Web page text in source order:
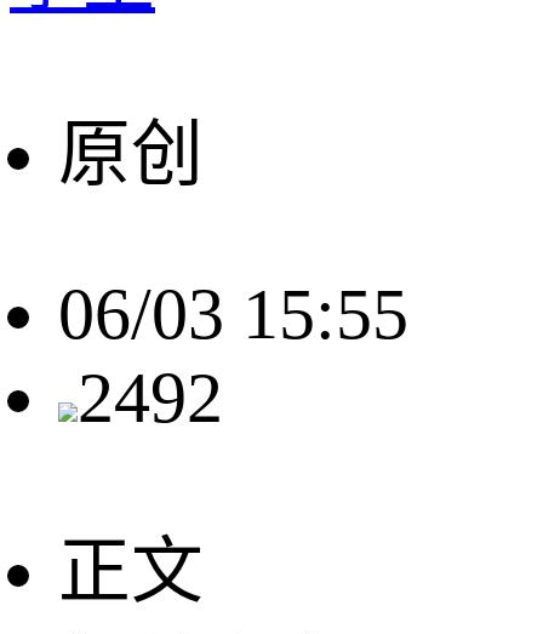
原创
06/03 15:55
2492
正文